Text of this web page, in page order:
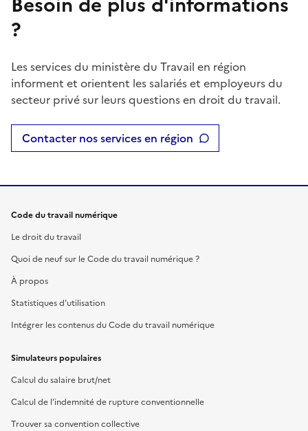
?
Les services du ministère du Travail en région
informent et orientent les salariés et employeurs du
secteur privé sur leurs questions en droit du travail.
Contacter nos services en région
Code du travail numérique
Le droit du travail
Quoi de neuf sur le Code du travail numérique ?
À propos
Statistiques d'utilisation
Intégrer les contenus du Code du travail numérique
Simulateurs populaires
Calcul du salaire brut/net
Calcul de l'indemnité de rupture conventionnelle
Trouver sa convention collective